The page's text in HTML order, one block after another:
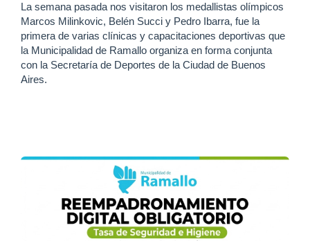
La semana pasada nos visitaron los medallistas olímpicos
Marcos Milinkovic, Belén Succi y Pedro Ibarra, fue la
primera de varias clínicas y capacitaciones deportivas que
la Municipalidad de Ramallo organiza en forma conjunta
con la Secretaría de Deportes de la Ciudad de Buenos
Aires.